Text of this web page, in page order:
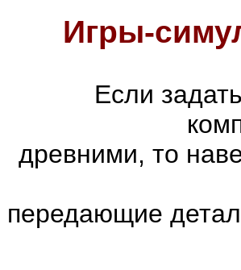
Игры-
Если
древними, то
передающие